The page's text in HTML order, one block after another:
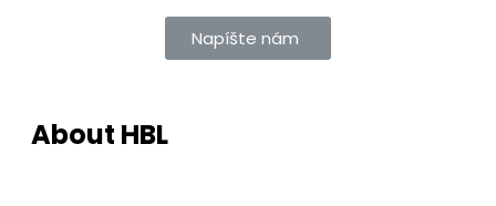
Napíšte nám
About HBL